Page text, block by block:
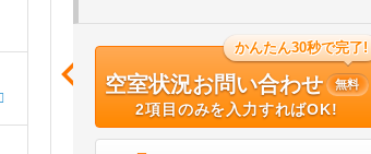
かんたん30秒で完了!
空室状況お問い合わせ 無料
2項目のみを入力すればOK!